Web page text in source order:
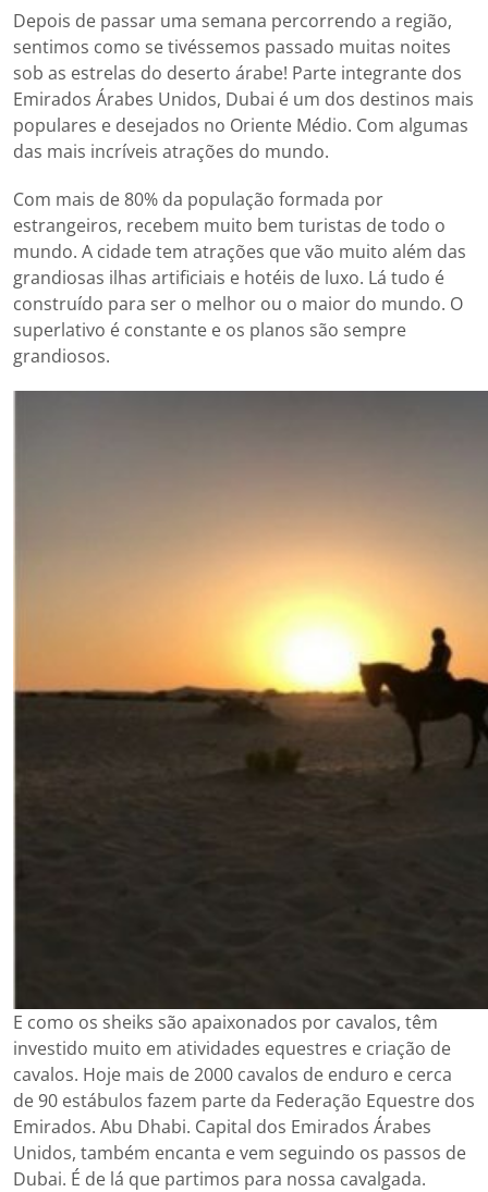
Depois de passar uma semana percorrendo a região,
sentimos como se tivéssemos passado muitas noites
sob as estrelas do deserto árabe! Parte integrante dos
Emirados Árabes Unidos, Dubai é um dos destinos mais
populares e desejados no Oriente Médio. Com algumas
das mais incríveis atrações do mundo.
Com mais de 80% da população formada por
estrangeiros, recebem muito bem turistas de todo o
mundo. A cidade tem atrações que vão muito além das
grandiosas ilhas artificiais e hotéis de luxo. Lá tudo é
construído para ser o melhor ou o maior do mundo. O
superlativo é constante e os planos são sempre
grandiosos.
E como os sheiks são apaixonados por cavalos, têm
investido muito em atividades equestres e criação de
cavalos. Hoje mais de 2000 cavalos de enduro e cerca
de 90 estábulos fazem parte da Federação Equestre dos
Emirados. Abu Dhabi. Capital dos Emirados Árabes
Unidos, também encanta e vem seguindo os passos de
Dubai. É de lá que partimos para nossa cavalgada.